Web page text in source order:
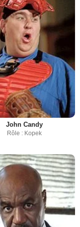
John Candy
Rôle : Kopek